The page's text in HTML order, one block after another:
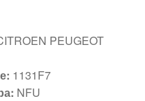
PEUGEOT
1131F7
NFU